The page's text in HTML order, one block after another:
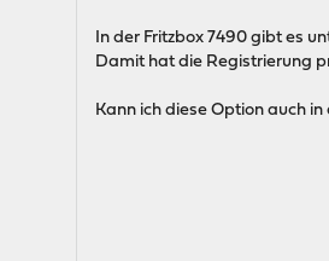
In der Fritzbox 7490 gibt es
Damit hat die Registrierung
Kann ich diese Option auch